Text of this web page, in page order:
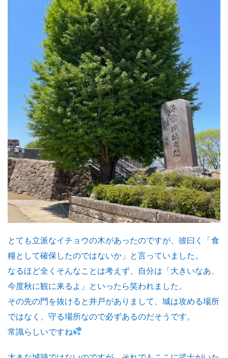
とても立派なイチョウの木があったのですが、彼曰く「食
糧として確保したのではないか」と言っていました。
なるほど全くそんなことは考えず、自分は「大きいなあ、
今度秋に観に来るよ」といったら笑われました。
その先の門を抜けると井戸がありまして、城は攻める場所
ではなく、守る場所なので必ずあるのだそうです。
常識らしいですね